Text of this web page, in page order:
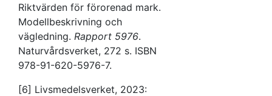
Riktvärden för förorenad mark.
Modellbeskrivning och
vägledning. Rapport 5976.
Naturvårdsverket, 272 s. ISBN
978-91-620-5976-7.
[6] Livsmedelsverket, 2023: